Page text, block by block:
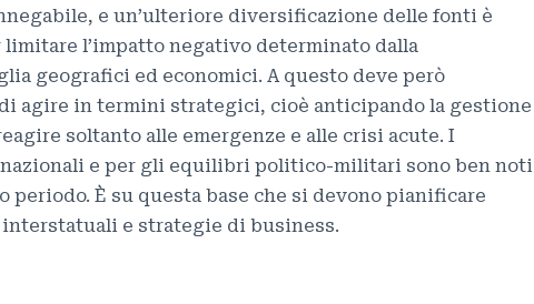
e un’ulteriore diversificazione delle fonti è
l’impatto negativo determinato dalla
geografici ed economici. A questo deve però
agire in termini strategici, cioè anticipando la gestione
soltanto alle emergenze e alle crisi acute. I
e per gli equilibri politico-militari sono ben noti
È su questa base che si devono pianificare
e strategie di business.